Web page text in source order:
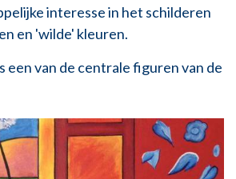
interesse in het schilderen
en 'wilde' kleuren.
een van de centrale figuren van de